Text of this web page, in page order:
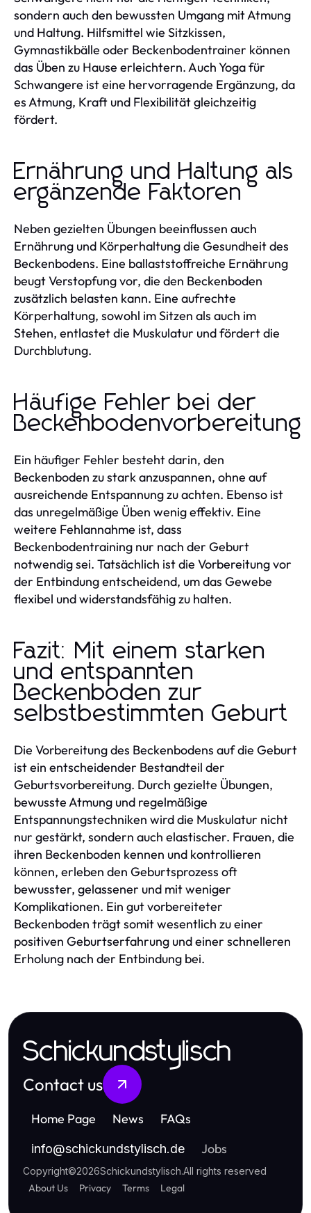
sondern auch den bewussten Umgang mit Atmung
und Haltung. Hilfsmittel wie Sitzkissen,
Gymnastikbälle oder Beckenbodentrainer können
das Üben zu Hause erleichtern. Auch Yoga für
Schwangere ist eine hervorragende Ergänzung, da
es Atmung, Kraft und Flexibilität gleichzeitig
fördert.
Ernährung und Haltung als
ergänzende Faktoren
Neben gezielten Übungen beeinflussen auch
Ernährung und Körperhaltung die Gesundheit des
Beckenbodens. Eine ballaststoffreiche Ernährung
beugt Verstopfung vor, die den Beckenboden
zusätzlich belasten kann. Eine aufrechte
Körperhaltung, sowohl im Sitzen als auch im
Stehen, entlastet die Muskulatur und fördert die
Durchblutung.
Häufige Fehler bei der
Beckenbodenvorbereitung
Ein häufiger Fehler besteht darin, den
Beckenboden zu stark anzuspannen, ohne auf
ausreichende Entspannung zu achten. Ebenso ist
das unregelmäßige Üben wenig effektiv. Eine
weitere Fehlannahme ist, dass
Beckenbodentraining nur nach der Geburt
notwendig sei. Tatsächlich ist die Vorbereitung vor
der Entbindung entscheidend, um das Gewebe
flexibel und widerstandsfähig zu halten.
Fazit: Mit einem starken
und entspannten
Beckenboden zur
selbstbestimmten Geburt
Die Vorbereitung des Beckenbodens auf die Geburt
ist ein entscheidender Bestandteil der
Geburtsvorbereitung. Durch gezielte Übungen,
bewusste Atmung und regelmäßige
Entspannungstechniken wird die Muskulatur nicht
nur gestärkt, sondern auch elastischer. Frauen, die
ihren Beckenboden kennen und kontrollieren
können, erleben den Geburtsprozess oft
bewusster, gelassener und mit weniger
Komplikationen. Ein gut vorbereiteter
Beckenboden trägt somit wesentlich zu einer
positiven Geburtserfahrung und einer schnelleren
Erholung nach der Entbindung bei.
Schickundstylisch
Contact us
Home Page News FAQs
info@schickundstylisch.de Jobs
Copyright©2026Schickundstylisch.All rights reserved
About Us Privacy Terms Legal